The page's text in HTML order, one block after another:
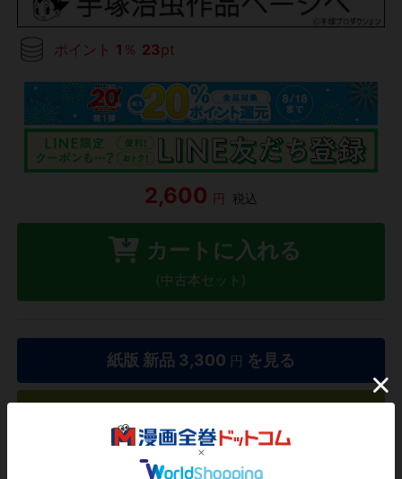
ポイント 1 ％ 23pt
2,600 円 税込
カートに入れる
(中古本セット)
紙版 新品 3,300 円 を見る
気になる商品を登録